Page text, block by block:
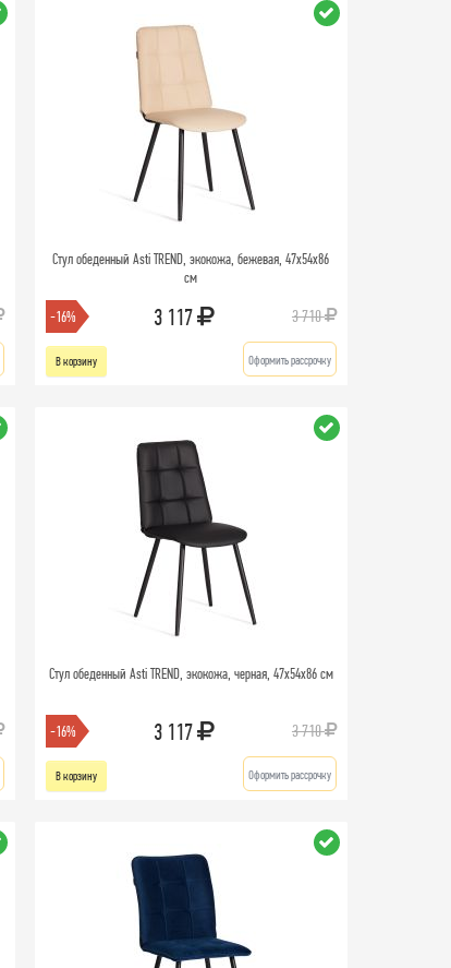
Стул обеденный Asti TREND, экокожа, бежевая, 47х54х86
см
-16% 3 117 3 710
В корзину Оформить рассрочку
Стул обеденный Asti TREND, экокожа, черная, 47х54х86 см
-16% 3 117 3 710
В корзину Оформить рассрочку